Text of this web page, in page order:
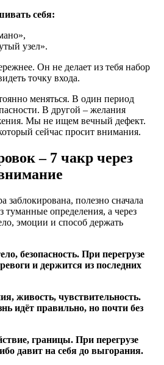
себя:
узел».
Он не делает из тебя набор
точку входа.
меняться. В один период
В другой – желания
Мы не ищем вечный дефект.
сейчас просит внимания.
– 7 чакр через
заблокирована, полезно сначала
туманные определения, а через
эмоции и способ держать
безопасность. При перегрузе
и держится из последних
живость, чувствительность.
идёт правильно, но почти без
границы. При перегрузе
давит на себя до выгорания.